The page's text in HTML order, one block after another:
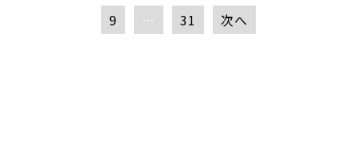
9 … 31 次へ